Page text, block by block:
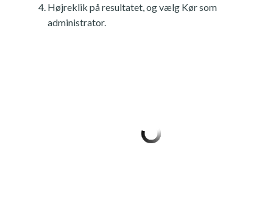
Højreklik på resultatet, og vælg Kør som
administrator.